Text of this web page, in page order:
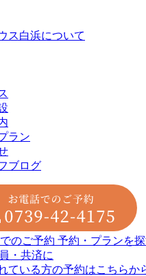
ス白浜について
ラン
ブログ
・共済に
ている方の予約はこちらか